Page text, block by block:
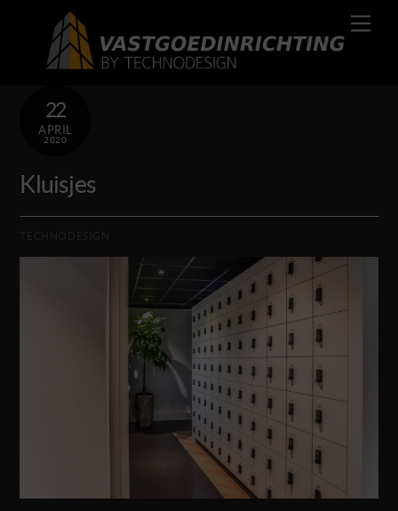
content
22
APRIL
2020
Kluisjes